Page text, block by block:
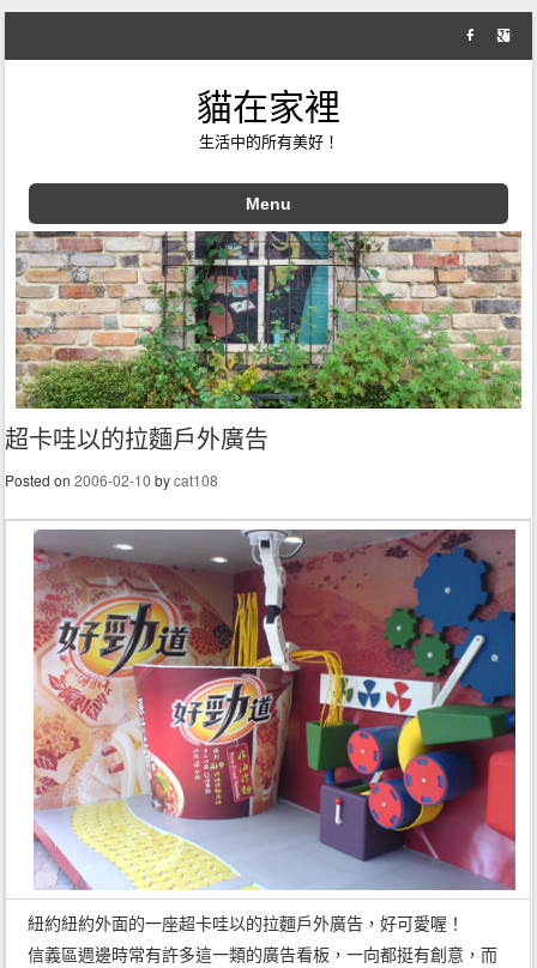
貓在家裡
生活中的所有美好！
Menu
Skip to content
超卡哇以的拉麵戶外廣告
Posted on2006-02-10 bycat108
紐約紐約外面的一座超卡哇以的拉麵戶外廣告，好可愛喔！
信義區週邊時常有許多這一類的廣告看板，一向都挺有創意，而